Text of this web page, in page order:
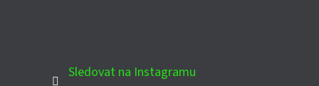
Sledovat na Instagramu